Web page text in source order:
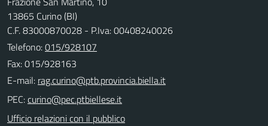
13865 Curino (BI)
C.F. 83000870028 - P.Iva: 00408240026
Telefono:015/928107
Fax: 015/928163
E-mail:
PEC:
Ufficio relazioni con il pubblico